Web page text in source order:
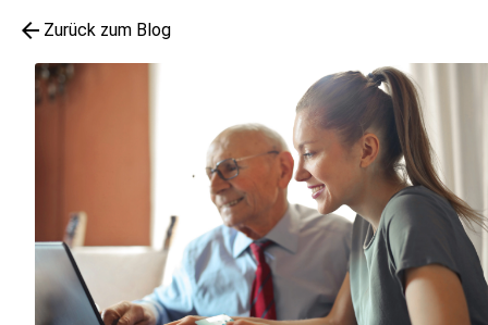
arrow_back Zurück zum Blog